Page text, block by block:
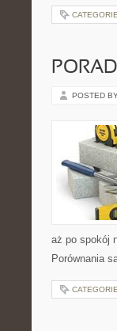
POSTED
aż po spokój
Porównania